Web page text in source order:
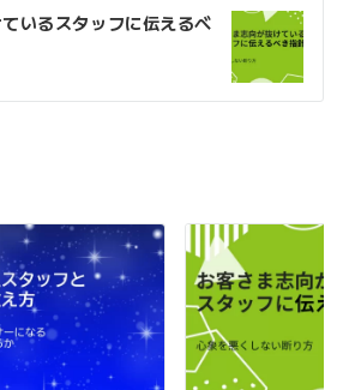
いるスタッフに伝えるべ